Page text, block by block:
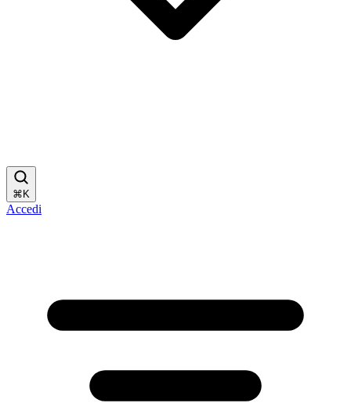
⌘ K
Accedi